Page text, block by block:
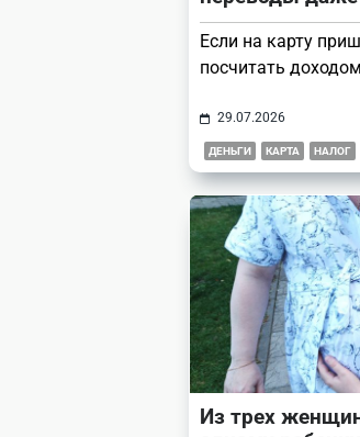
Если на карту
посчитать
29.07.2026
ДЕНЬГИ КАРТА НАЛОГ
Из трех